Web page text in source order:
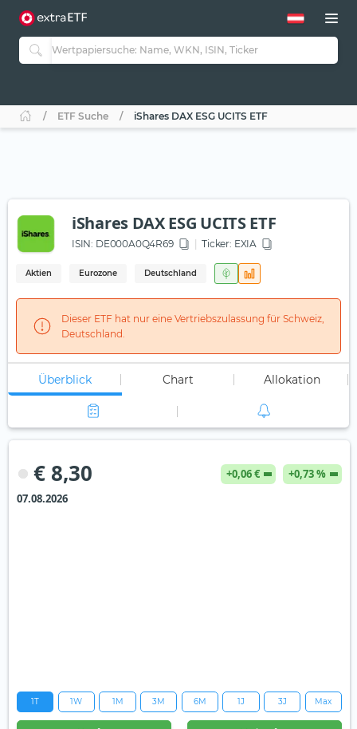
ETF Suche iShares DAX ESG UCITS ETF
iShares DAX ESG UCITS ETF
ISIN: DE000A0Q4R69 Ticker: EXIA
Aktien Eurozone Deutschland
Dieser ETF hat nur eine Vertriebszulassung für Schweiz,
Deutschland.
Überblick Chart Allokation
€ 8,30 +0,06 €
+0,73 %
07.08.2026
1T 1W 1M 3M 6M 1J 3J Max